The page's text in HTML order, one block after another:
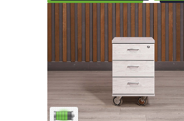
У товара присутствуют
следы эксплуатации, не влияющие на
удобство его использования
Низкая степень износа